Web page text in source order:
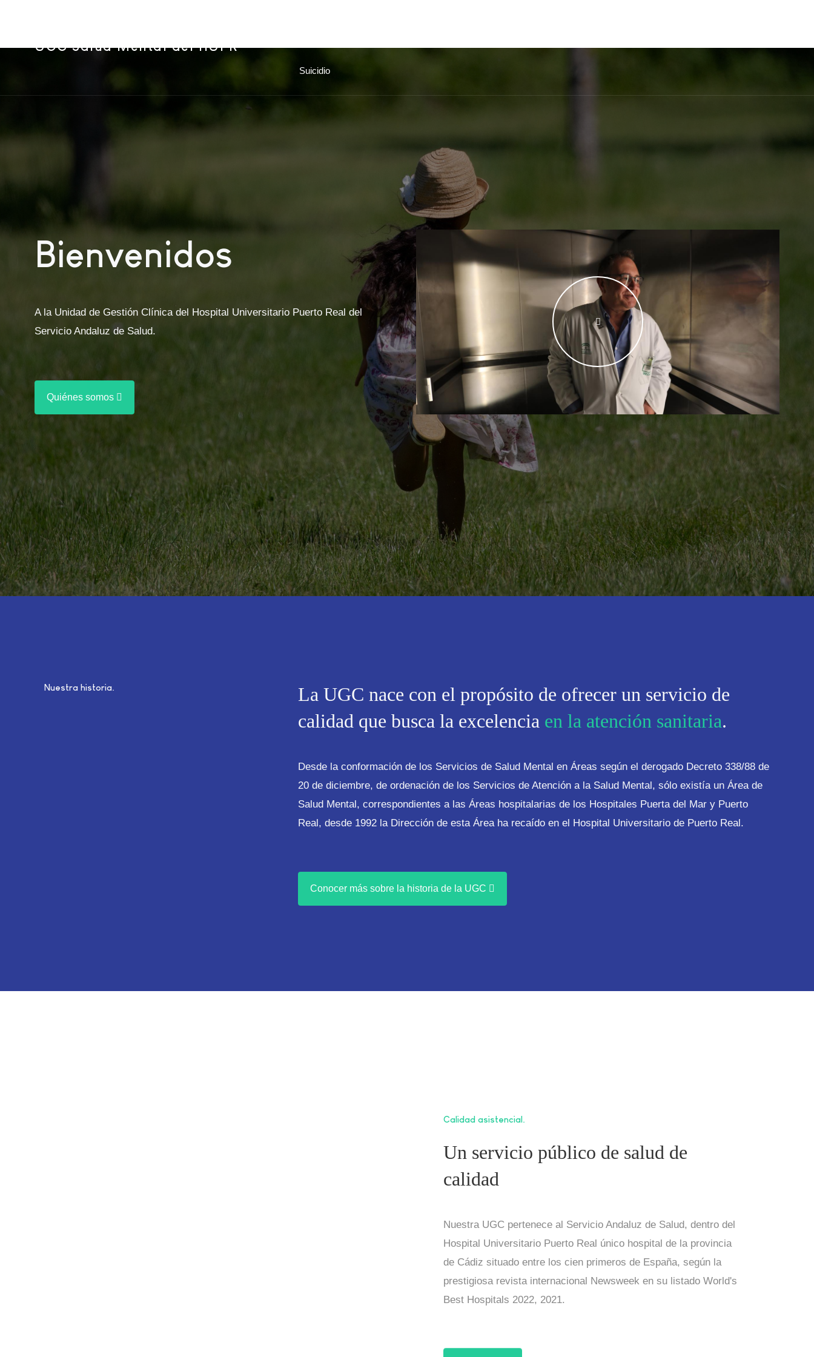
UGC Salud Mental del HUPR
Suicidio
Bienvenidos
A la Unidad de Gestión Clínica del Hospital Universitario Puerto Real del
Servicio Andaluz de Salud.
Quiénes somos
Nuestra historia
La UGC nace con el propósito de ofrecer un servicio de
calidad que busca la excelencia en la atención sanitaria.
Desde la conformación de los Servicios de Salud Mental en Áreas según el derogado Decreto 338/88 de
20 de diciembre, de ordenación de los Servicios de Atención a la Salud Mental, sólo existía un Área de
Salud Mental, correspondientes a las Áreas hospitalarias de los Hospitales Puerta del Mar y Puerto
Real, desde 1992 la Dirección de esta Área ha recaído en el Hospital Universitario de Puerto Real.
Conocer más sobre la historia de la UGC
Calidad asistencial
Un servicio público de salud de
calidad
Nuestra UGC pertenece al Servicio Andaluz de Salud, dentro del
Hospital Universitario Puerto Real único hospital de la provincia
de Cádiz situado entre los cien primeros de España, según la
prestigiosa revista internacional Newsweek en su listado World's
Best Hospitals 2022, 2021.